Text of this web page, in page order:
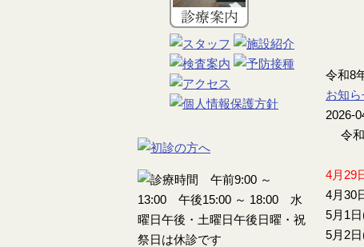
令和8
お知
2026-
令和
4月29
4月30
5月1
5月2